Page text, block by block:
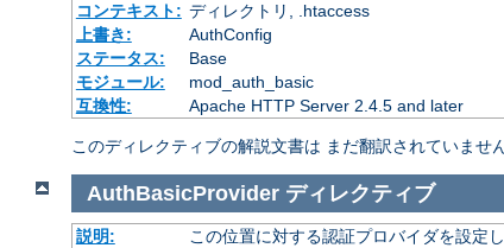
コンテキスト: ディレクトリ, .htaccess
上書き:
AuthConfig
ステータス:
Base
モジュール:
mod_auth_basic
互換性:
Apache HTTP Server 2.4.5 and later
このディレクティブの解説文書は まだ翻訳されていませ
AuthBasicProvider ディレクティブ
説明:
この位置に対する認証プロバイダを設定し